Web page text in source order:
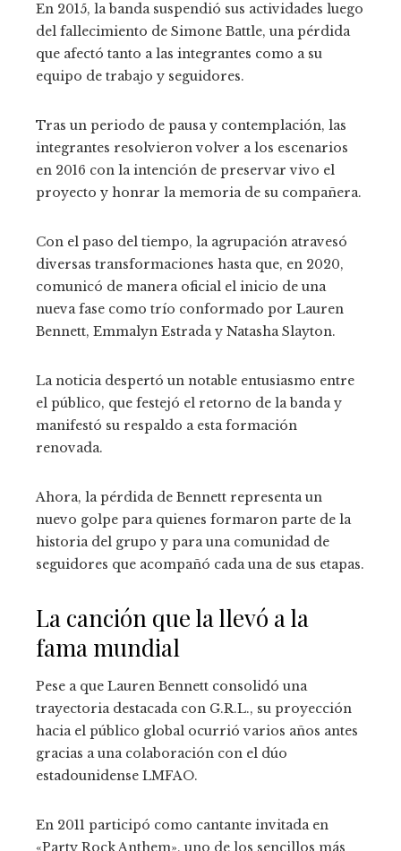
En 2015, la banda suspendió sus actividades luego
del fallecimiento de Simone Battle, una pérdida
que afectó tanto a las integrantes como a su
equipo de trabajo y seguidores.
Tras un periodo de pausa y contemplación, las
integrantes resolvieron volver a los escenarios
en 2016 con la intención de preservar vivo el
proyecto y honrar la memoria de su compañera.
Con el paso del tiempo, la agrupación atravesó
diversas transformaciones hasta que, en 2020,
comunicó de manera oficial el inicio de una
nueva fase como trío conformado por Lauren
Bennett, Emmalyn Estrada y Natasha Slayton.
La noticia despertó un notable entusiasmo entre
el público, que festejó el retorno de la banda y
manifestó su respaldo a esta formación
renovada.
Ahora, la pérdida de Bennett representa un
nuevo golpe para quienes formaron parte de la
historia del grupo y para una comunidad de
seguidores que acompañó cada una de sus etapas.
La canción que la llevó a la
fama mundial
Pese a que Lauren Bennett consolidó una
trayectoria destacada con G.R.L., su proyección
hacia el público global ocurrió varios años antes
gracias a una colaboración con el dúo
estadounidense LMFAO.
En 2011 participó como cantante invitada en
«Party Rock Anthem», uno de los sencillos más